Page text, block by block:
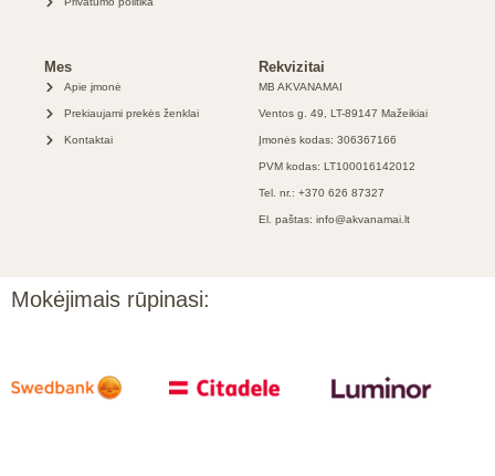
Mes
Apie įmonė
Prekiaujami prekės ženklai
Kontaktai
Rekvizitai
MB AKVANAMAI
Ventos g. 49, LT-89147 Mažeikiai
Įmonės kodas: 306367166
PVM kodas: LT100016142012
Tel. nr.: +370 626 87327
El. paštas: info@akvanamai.lt
Mokėjimais rūpinasi: